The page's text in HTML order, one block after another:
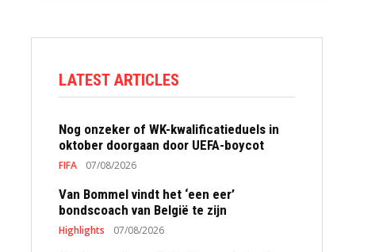
LATEST ARTICLES
Nog onzeker of WK-kwalificatieduels in
oktober doorgaan door UEFA-boycot
FIFA 07/08/2026
Van Bommel vindt het ‘een eer’
bondscoach van België te zijn
Highlights 07/08/2026